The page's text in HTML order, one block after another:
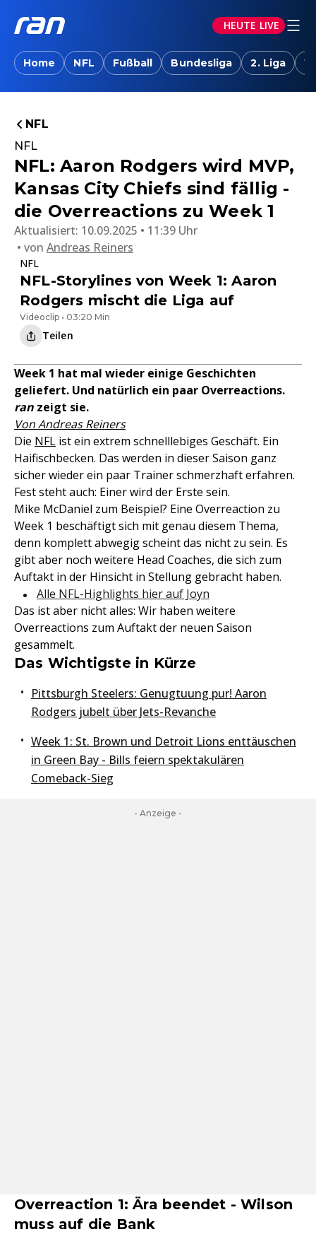
HEUTE LIVE
Home NFL Fußball Bundesliga 2. Liga
NFL
NFL
NFL: Aaron Rodgers wird MVP,
Kansas City Chiefs sind fällig -
die Overreactions zu Week 1
Aktualisiert: 10.09.2025 • 11:39 Uhr
von Andreas Reiners
NFL
NFL-Storylines von Week 1: Aaron
Rodgers mischt die Liga auf
Videoclip • 03:20 Min
Teilen
Week 1 hat mal wieder einige Geschichten
geliefert. Und natürlich ein paar Overreactions.
ran zeigt sie.
Von Andreas Reiners
Die NFL ist ein extrem schnelllebiges Geschäft. Ein
Haifischbecken. Das werden in dieser Saison ganz
sicher wieder ein paar Trainer schmerzhaft erfahren.
Fest steht auch: Einer wird der Erste sein.
Mike McDaniel zum Beispiel? Eine Overreaction zu
Week 1 beschäftigt sich mit genau diesem Thema,
denn komplett abwegig scheint das nicht zu sein. Es
gibt aber noch weitere Head Coaches, die sich zum
Auftakt in der Hinsicht in Stellung gebracht haben.
Alle NFL-Highlights hier auf Joyn
Das ist aber nicht alles: Wir haben weitere
Overreactions zum Auftakt der neuen Saison
gesammelt.
Das Wichtigste in Kürze
Pittsburgh Steelers: Genugtuung pur! Aaron
Rodgers jubelt über Jets-Revanche
Week 1: St. Brown und Detroit Lions enttäuschen
in Green Bay - Bills feiern spektakulären
Comeback-Sieg
- Anzeige -
Overreaction 1: Ära beendet - Wilson
muss auf die Bank